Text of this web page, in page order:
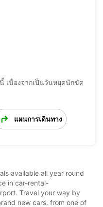
เนื่องจากเป็นวันหยุดนักขัต
แผนการเดินทาง
available all year round
in car-rental-
Travel your way by
new cars, from one of